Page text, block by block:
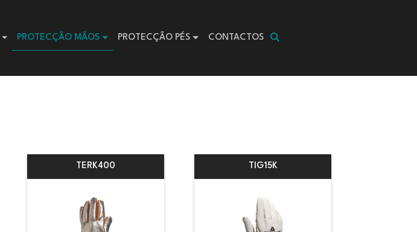
PROTECÇÃO MÃOS PROTECÇÃO PÉS CONTACTOS
TERK400 TIG15K